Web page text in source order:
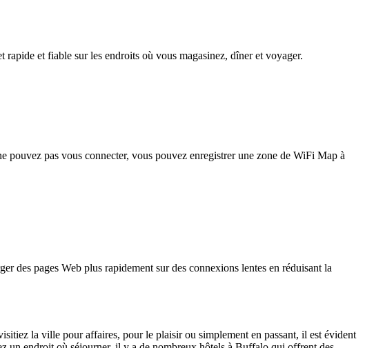
et fiable sur les endroits où vous magasinez, dîner et voyager.
pouvez pas vous connecter, vous pouvez enregistrer une zone de WiFi Map à
des pages Web plus rapidement sur des connexions lentes en réduisant la
la ville pour affaires, pour le plaisir ou simplement en passant, il est évident